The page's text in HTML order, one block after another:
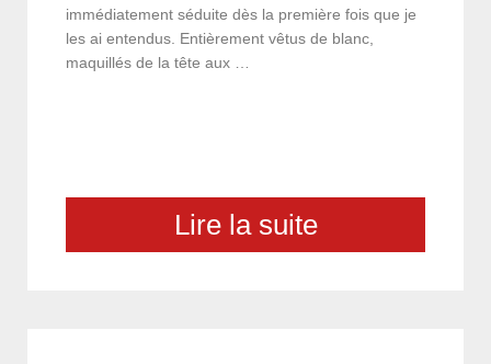
immédiatement séduite dès la première fois que je
les ai entendus. Entièrement vêtus de blanc,
maquillés de la tête aux …
Lire la suite